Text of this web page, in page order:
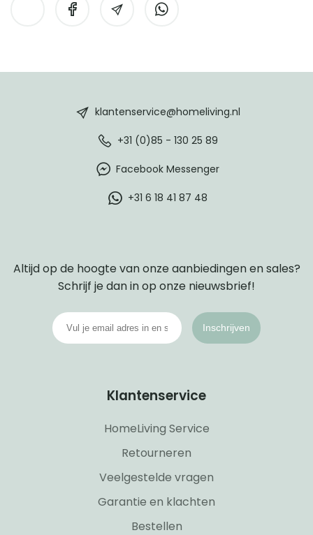
klantenservice@homeliving.nl
+31 (0)85 - 130 25 89
Facebook Messenger
+31 6 18 41 87 48
Altijd op de hoogte van onze aanbiedingen en sales?
Schrijf je dan in op onze nieuwsbrief!
Inschrijven
Klantenservice
HomeLiving Service
Retourneren
Veelgestelde vragen
Garantie en klachten
Bestellen